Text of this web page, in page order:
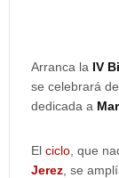
Arranca la IV
se celebrará
dedicada a
El ciclo , que
Jerez , se